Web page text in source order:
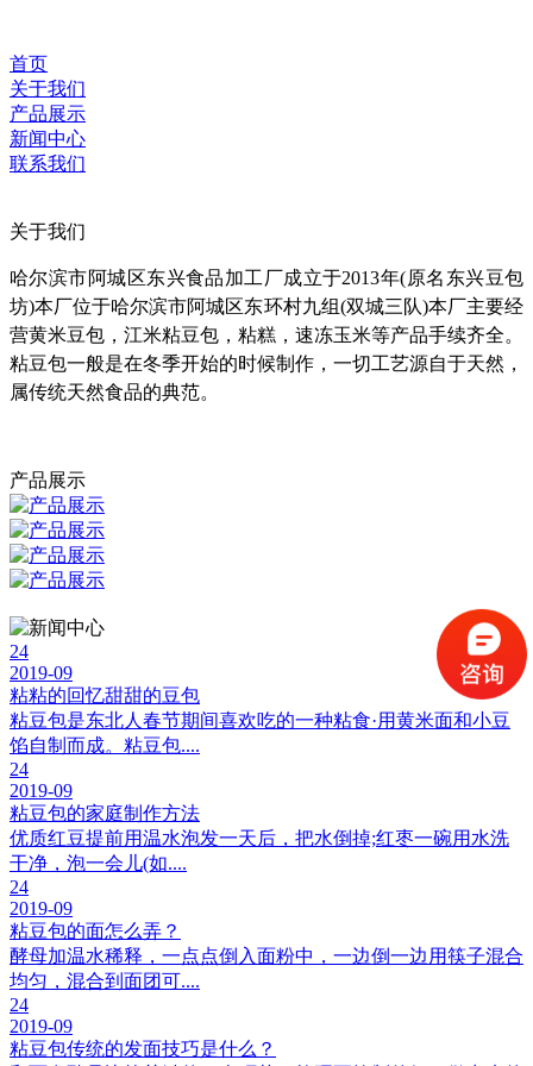
首页
关于我们
产品展示
新闻中心
联系我们
关于我们
哈尔滨市阿城区东兴食品加工厂成立于2013年(原名东兴豆包
坊)本厂位于哈尔滨市阿城区东环村九组(双城三队)本厂主要经
营黄米豆包，江米粘豆包，粘糕，速冻玉米等产品手续齐全。
粘豆包一般是在冬季开始的时候制作，一切工艺源自于天然，
属传统天然食品的典范。
产品展示
24
2019-09
粘粘的回忆甜甜的豆包
粘豆包是东北人春节期间喜欢吃的一种粘食·用黄米面和小豆
馅自制而成。粘豆包....
24
2019-09
粘豆包的家庭制作方法
优质红豆提前用温水泡发一天后，把水倒掉;红枣一碗用水洗
干净，泡一会儿(如....
24
2019-09
粘豆包的面怎么弄？
酵母加温水稀释，一点点倒入面粉中，一边倒一边用筷子混合
均匀，混合到面团可....
24
2019-09
粘豆包传统的发面技巧是什么？